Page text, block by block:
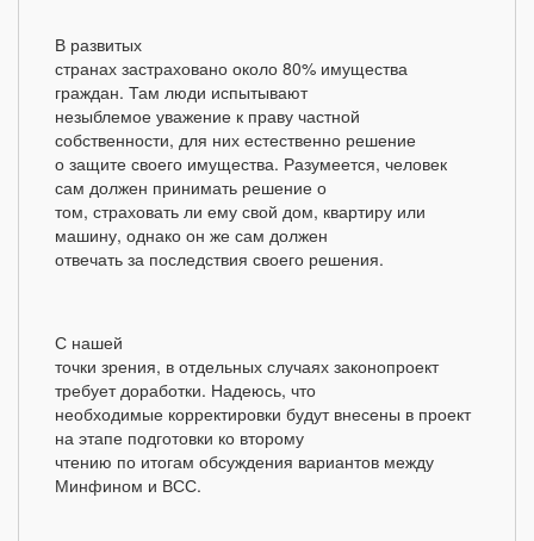
В развитых
странах застраховано около 80% имущества
граждан. Там люди испытывают
незыблемое уважение к праву частной
собственности, для них естественно решение
о защите своего имущества. Разумеется, человек
сам должен принимать решение о
том, страховать ли ему свой дом, квартиру или
машину, однако он же сам должен
отвечать за последствия своего решения.
С нашей
точки зрения, в отдельных случаях законопроект
требует доработки. Надеюсь, что
необходимые корректировки будут внесены в проект
на этапе подготовки ко второму
чтению по итогам обсуждения вариантов между
Минфином и ВСС.